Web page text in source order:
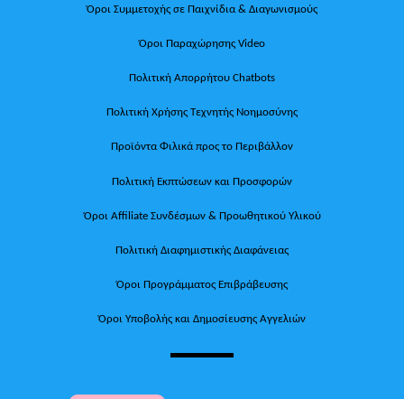
Όροι Συμμετοχής σε Παιχνίδια & Διαγωνισμούς
Όροι Παραχώρησης Video
Πολιτική Απορρήτου Chatbots
Πολιτική Χρήσης Τεχνητής Νοημοσύνης
Προϊόντα Φιλικά προς το Περιβάλλον
Πολιτική Εκπτώσεων και Προσφορών
Όροι Affiliate Συνδέσμων & Προωθητικού Υλικού
Πολιτική Διαφημιστικής Διαφάνειας
Όροι Προγράμματος Επιβράβευσης
Όροι Υποβολής και Δημοσίευσης Αγγελιών